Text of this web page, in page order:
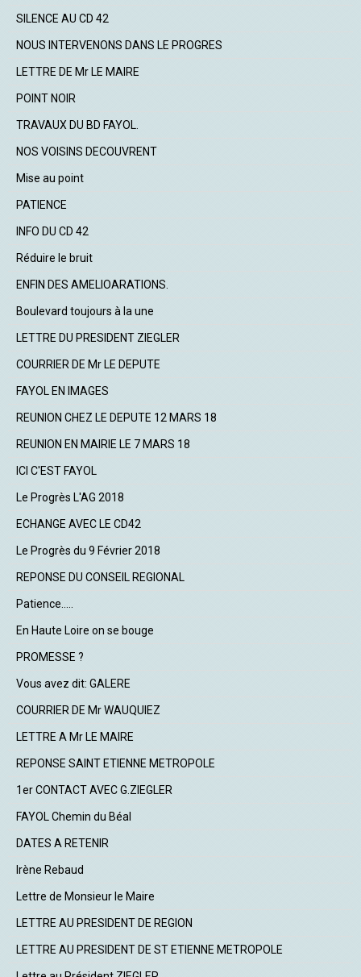
SILENCE AU CD 42
NOUS INTERVENONS DANS LE PROGRES
LETTRE DE Mr LE MAIRE
POINT NOIR
TRAVAUX DU BD FAYOL.
NOS VOISINS DECOUVRENT
Mise au point
PATIENCE
INFO DU CD 42
Réduire le bruit
ENFIN DES AMELIOARATIONS.
Boulevard toujours à la une
LETTRE DU PRESIDENT ZIEGLER
COURRIER DE Mr LE DEPUTE
FAYOL EN IMAGES
REUNION CHEZ LE DEPUTE 12 MARS 18
REUNION EN MAIRIE LE 7 MARS 18
ICI C'EST FAYOL
Le Progrès L'AG 2018
ECHANGE AVEC LE CD42
Le Progrès du 9 Février 2018
REPONSE DU CONSEIL REGIONAL
Patience.....
En Haute Loire on se bouge
PROMESSE ?
Vous avez dit: GALERE
COURRIER DE Mr WAUQUIEZ
LETTRE A Mr LE MAIRE
REPONSE SAINT ETIENNE METROPOLE
1er CONTACT AVEC G.ZIEGLER
FAYOL Chemin du Béal
DATES A RETENIR
Irène Rebaud
Lettre de Monsieur le Maire
LETTRE AU PRESIDENT DE REGION
LETTRE AU PRESIDENT DE ST ETIENNE METROPOLE